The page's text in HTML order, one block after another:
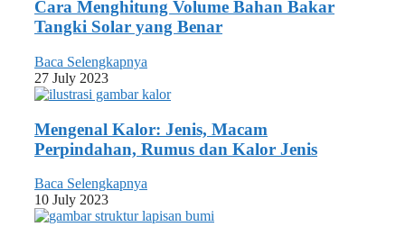
Cara Menghitung Volume Bahan Bakar
Tangki Solar yang Benar
Baca Selengkapnya
27 July 2023
Mengenal Kalor: Jenis, Macam
Perpindahan, Rumus dan Kalor Jenis
Baca Selengkapnya
10 July 2023